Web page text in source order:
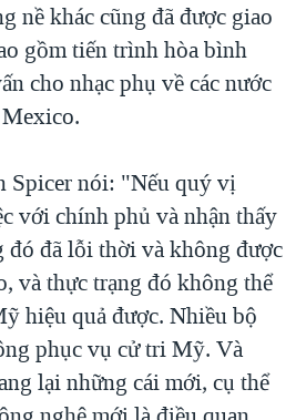
nề khác cũng đã được giao
gồm tiến trình hòa bình
cho nhạc phụ về các nước
Spicer nói: "Nếu quý vị
với chính phủ và nhận thấy
đó đã lỗi thời và không được
và thực trạng đó không thể
hiệu quả được. Nhiều bộ
phục vụ cử tri Mỹ. Và
lại những cái mới, cụ thể